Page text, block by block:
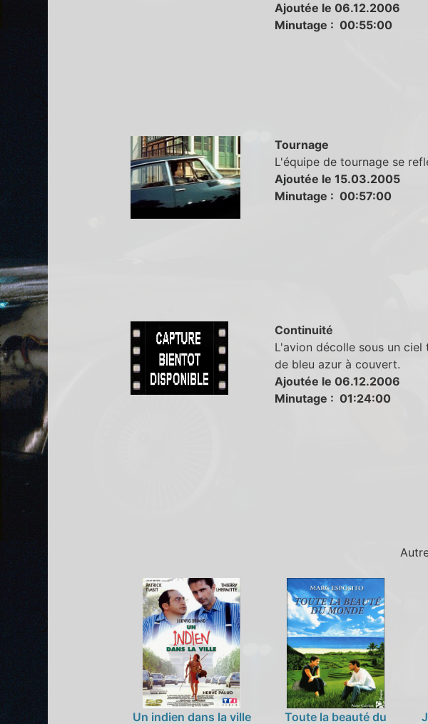
Ajoutée le 06.12.2006
Minutage : 00:55:00
Tournage
L'équipe de tournage se
Ajoutée le 15.03.2005
Minutage : 00:57:00
Continuité
L'avion décolle sous un
de bleu azur à couvert.
Ajoutée le 06.12.2006
Minutage : 01:24:00
Un indien dans la ville Toute la beauté du